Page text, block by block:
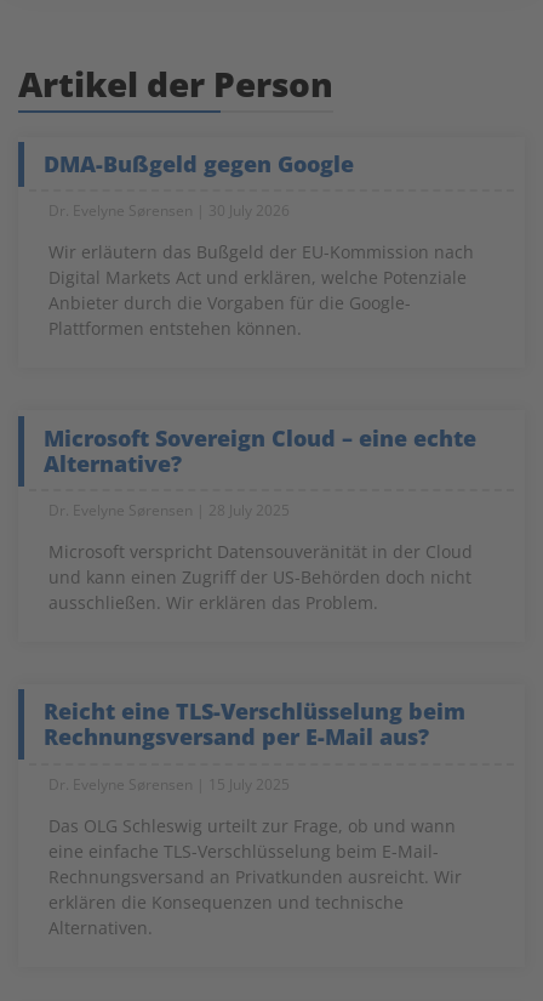
Artikel der Person
DMA-Bußgeld gegen Google
Dr. Evelyne Sørensen 30 July 2026
Wir erläutern das Bußgeld der EU-Kommission nach
Digital Markets Act und erklären, welche Potenziale
Anbieter durch die Vorgaben für die Google-
Plattformen entstehen können.
Microsoft Sovereign Cloud – eine echte
Alternative?
Dr. Evelyne Sørensen 28 July 2025
Microsoft verspricht Datensouveränität in der Cloud
und kann einen Zugriff der US-Behörden doch nicht
ausschließen. Wir erklären das Problem.
Reicht eine TLS-Verschlüsselung beim
Rechnungsversand per E-Mail aus?
Dr. Evelyne Sørensen 15 July 2025
Das OLG Schleswig urteilt zur Frage, ob und wann
eine einfache TLS-Verschlüsselung beim E-Mail-
Rechnungsversand an Privatkunden ausreicht. Wir
erklären die Konsequenzen und technische
Alternativen.